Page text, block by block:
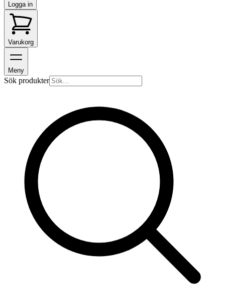
Logga in
Varukorg
Meny
Sök produkter